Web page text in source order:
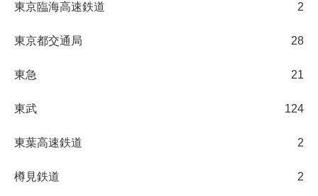
東京臨海高速鉄道 2
東京都交通局 28
東急 21
東武 124
東葉高速鉄道 2
樽見鉄道 2